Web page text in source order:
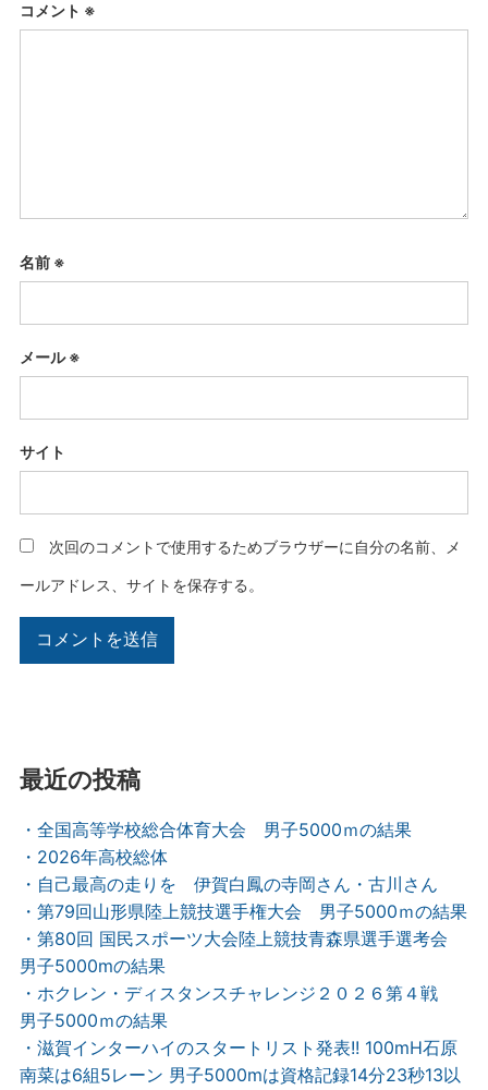
コメント ※
名前 ※
メール※
サイト
次回のコメントで使用するためブラウザーに自分の名前、メ
ールアドレス、サイトを保存する。
最近の投稿
・全国高等学校総合体育大会 男子5000ｍの結果
・2026年高校総体
・自己最高の走りを 伊賀白鳳の寺岡さん・古川さん
・第79回山形県陸上競技選手権大会 男子5000ｍの結果
・第80回 国民スポーツ大会陸上競技青森県選手選考会
男子5000mの結果
・ホクレン・ディスタンスチャレンジ２０２６第４戦
男子5000ｍの結果
・滋賀インターハイのスタートリスト発表!! 100mH石原
南菜は6組5レーン 男子5000mは資格記録14分23秒13以